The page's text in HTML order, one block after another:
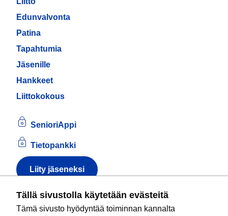
Tällä sivustolla käytetään evästeitä
Tämä sivusto hyödyntää toiminnan kannalta
Edunvalvonta
Patina
Tapahtumia
Jäsenille
Hankkeet
Liittokokous
SenioriAppi
Tietopankki
Liity jäseneksi
Tietoa evästeistä